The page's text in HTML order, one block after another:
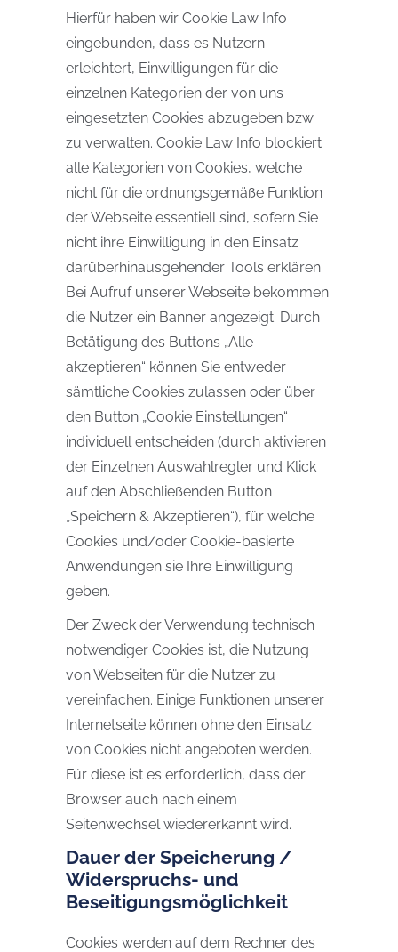
Hierfür haben wir Cookie Law Info
eingebunden, dass es Nutzern
erleichtert, Einwilligungen für die
einzelnen Kategorien der von uns
eingesetzten Cookies abzugeben bzw.
zu verwalten. Cookie Law Info blockiert
alle Kategorien von Cookies, welche
nicht für die ordnungsgemäße Funktion
der Webseite essentiell sind, sofern Sie
nicht ihre Einwilligung in den Einsatz
darüberhinausgehender Tools erklären.
Bei Aufruf unserer Webseite bekommen
die Nutzer ein Banner angezeigt. Durch
Betätigung des Buttons „Alle
akzeptieren“ können Sie entweder
sämtliche Cookies zulassen oder über
den Button „Cookie Einstellungen“
individuell entscheiden (durch aktivieren
der Einzelnen Auswahlregler und Klick
auf den Abschließenden Button
„Speichern & Akzeptieren“), für welche
Cookies und/oder Cookie-basierte
Anwendungen sie Ihre Einwilligung
geben.
Der Zweck der Verwendung technisch
notwendiger Cookies ist, die Nutzung
von Webseiten für die Nutzer zu
vereinfachen. Einige Funktionen unserer
Internetseite können ohne den Einsatz
von Cookies nicht angeboten werden.
Für diese ist es erforderlich, dass der
Browser auch nach einem
Seitenwechsel wiedererkannt wird.
Dauer der Speicherung /
Widerspruchs- und
Beseitigungsmöglichkeit
Cookies werden auf dem Rechner des